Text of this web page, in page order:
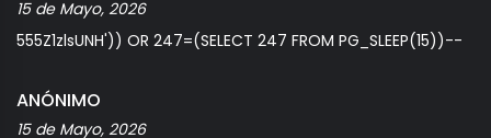
15 de Mayo, 2026
555Z1zlsUNH')) OR 247=(SELECT 247 FROM PG_SLEEP(15))--
ANÓNIMO
15 de Mayo, 2026